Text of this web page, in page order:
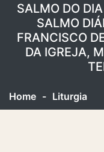
SALMO DO
SALMO
FRANCISCO
DA IGREJA,
Home - Liturgia